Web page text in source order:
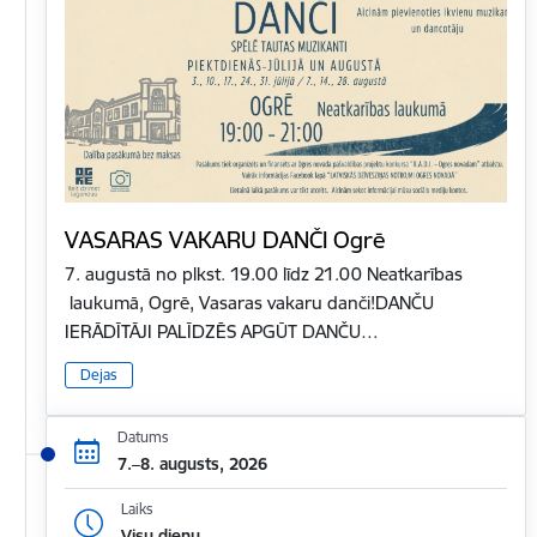
VASARAS VAKARU DANČI Ogrē
7. augustā no plkst. 19.00 līdz 21.00 Neatkarības
laukumā, Ogrē, Vasaras vakaru danči!DANČU
IERĀDĪTĀJI PALĪDZĒS APGŪT DANČU…
Dejas
Datums
7.–8. augusts, 2026
Laiks